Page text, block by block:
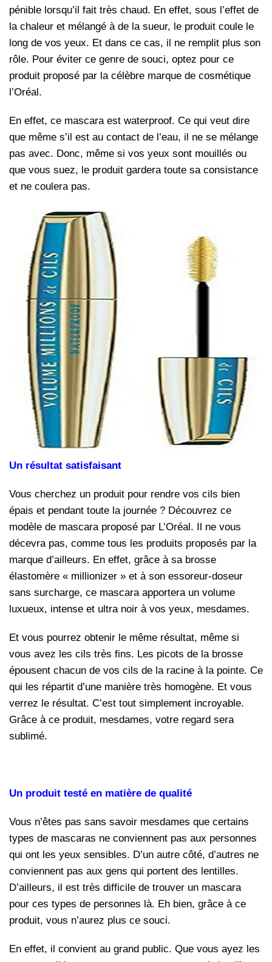
pénible lorsqu’il fait très chaud. En effet, sous l’effet de
la chaleur et mélangé à de la sueur, le produit coule le
long de vos yeux. Et dans ce cas, il ne remplit plus son
rôle. Pour éviter ce genre de souci, optez pour ce
produit proposé par la célèbre marque de cosmétique
l’Oréal.
En effet, ce mascara est waterproof. Ce qui veut dire
que même s’il est au contact de l’eau, il ne se mélange
pas avec. Donc, même si vos yeux sont mouillés ou
que vous suez, le produit gardera toute sa consistance
et ne coulera pas.
Un résultat satisfaisant
Vous cherchez un produit pour rendre vos cils bien
épais et pendant toute la journée ? Découvrez ce
modèle de mascara proposé par L’Oréal. Il ne vous
décevra pas, comme tous les produits proposés par la
marque d’ailleurs. En effet, grâce à sa brosse
élastomère « millionizer » et à son essoreur-doseur
sans surcharge, ce mascara apportera un volume
luxueux, intense et ultra noir à vos yeux, mesdames.
Et vous pourrez obtenir le même résultat, même si
vous avez les cils très fins. Les picots de la brosse
épousent chacun de vos cils de la racine à la pointe. Ce
qui les répartit d’une manière très homogène. Et vous
verrez le résultat. C’est tout simplement incroyable.
Grâce à ce produit, mesdames, votre regard sera
sublimé.
Un produit testé en matière de qualité
Vous n’êtes pas sans savoir mesdames que certains
types de mascaras ne conviennent pas aux personnes
qui ont les yeux sensibles. D’un autre côté, d’autres ne
conviennent pas aux gens qui portent des lentilles.
D’ailleurs, il est très difficile de trouver un mascara
pour ces types de personnes là. Eh bien, grâce à ce
produit, vous n’aurez plus ce souci.
En effet, il convient au grand public. Que vous ayez les